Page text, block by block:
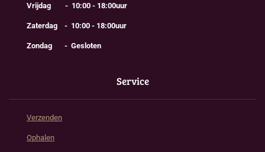
Vrijdag - 10:00 - 18:00uur
Zaterdag - 10:00 - 18:00uur
Zondag - Gesloten
Service
Verzenden
Ophalen